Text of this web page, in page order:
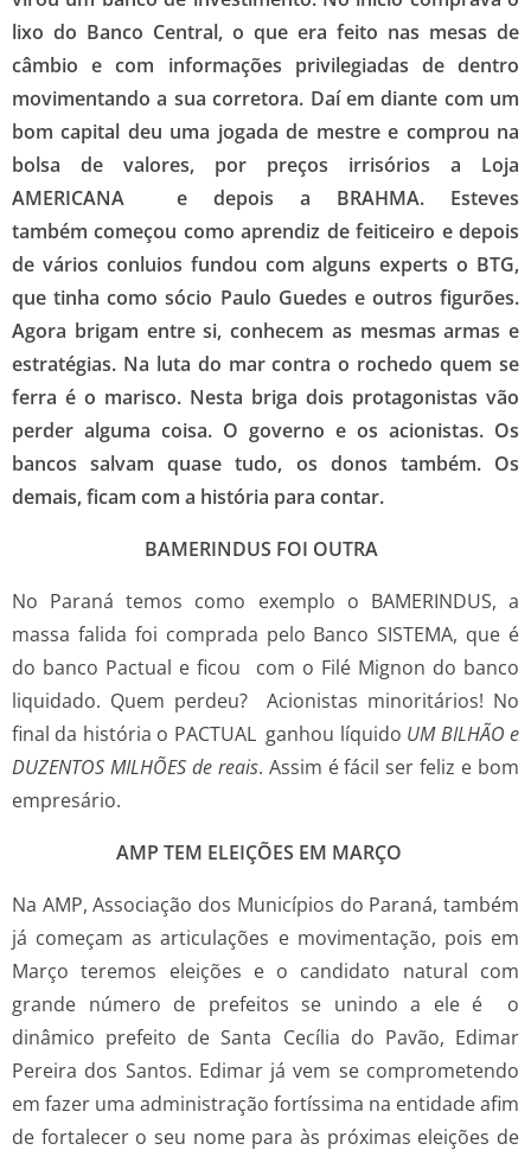
lixo do Banco Central, o que era feito nas mesas de
câmbio e com informações privilegiadas de dentro
movimentando a sua corretora. Daí em diante com um
bom capital deu uma jogada de mestre e comprou na
bolsa de valores, por preços irrisórios a Loja
AMERICANA e depois a BRAHMA. Esteves
também começou como aprendiz de feiticeiro e depois
de vários conluios fundou com alguns experts o BTG,
que tinha como sócio Paulo Guedes e outros figurões.
Agora brigam entre si, conhecem as mesmas armas e
estratégias. Na luta do mar contra o rochedo quem se
ferra é o marisco. Nesta briga dois protagonistas vão
perder alguma coisa. O governo e os acionistas. Os
bancos salvam quase tudo, os donos também. Os
demais, ficam com a história para contar.
BAMERINDUS FOI OUTRA
No Paraná temos como exemplo o BAMERINDUS, a
massa falida foi comprada pelo Banco SISTEMA, que é
do banco Pactual e ficou com o Filé Mignon do banco
liquidado. Quem perdeu? Acionistas minoritários! No
final da história o PACTUAL ganhou líquido UM BILHÃO e
DUZENTOS MILHÕES de reais. Assim é fácil ser feliz e bom
empresário.
AMP TEM ELEIÇÕES EM MARÇO
Na AMP, Associação dos Municípios do Paraná, também
já começam as articulações e movimentação, pois em
Março teremos eleições e o candidato natural com
grande número de prefeitos se unindo a ele é o
dinâmico prefeito de Santa Cecília do Pavão, Edimar
Pereira dos Santos. Edimar já vem se comprometendo
em fazer uma administração fortíssima na entidade afim
de fortalecer o seu nome para às próximas eleições de